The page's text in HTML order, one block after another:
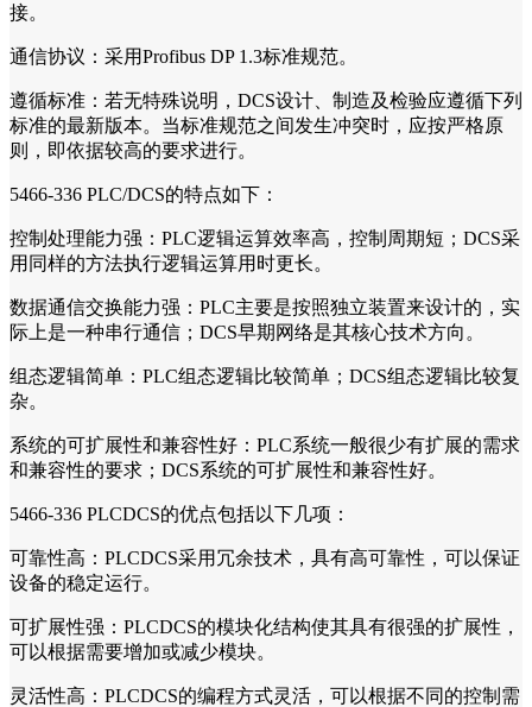
接。
通信协议：采用Profibus DP 1.3标准规范。
遵循标准：若无特殊说明，DCS设计、制造及检验应遵循下列
标准的最新版本。当标准规范之间发生冲突时，应按严格原
则，即依据较高的要求进行。
5466-336 PLC/DCS的特点如下：
控制处理能力强：PLC逻辑运算效率高，控制周期短；DCS采
用同样的方法执行逻辑运算用时更长。
数据通信交换能力强：PLC主要是按照独立装置来设计的，实
际上是一种串行通信；DCS早期网络是其核心技术方向。
组态逻辑简单：PLC组态逻辑比较简单；DCS组态逻辑比较复
杂。
系统的可扩展性和兼容性好：PLC系统一般很少有扩展的需求
和兼容性的要求；DCS系统的可扩展性和兼容性好。
5466-336 PLCDCS的优点包括以下几项：
可靠性高：PLCDCS采用冗余技术，具有高可靠性，可以保证
设备的稳定运行。
可扩展性强：PLCDCS的模块化结构使其具有很强的扩展性，
可以根据需要增加或减少模块。
灵活性高：PLCDCS的编程方式灵活，可以根据不同的控制需